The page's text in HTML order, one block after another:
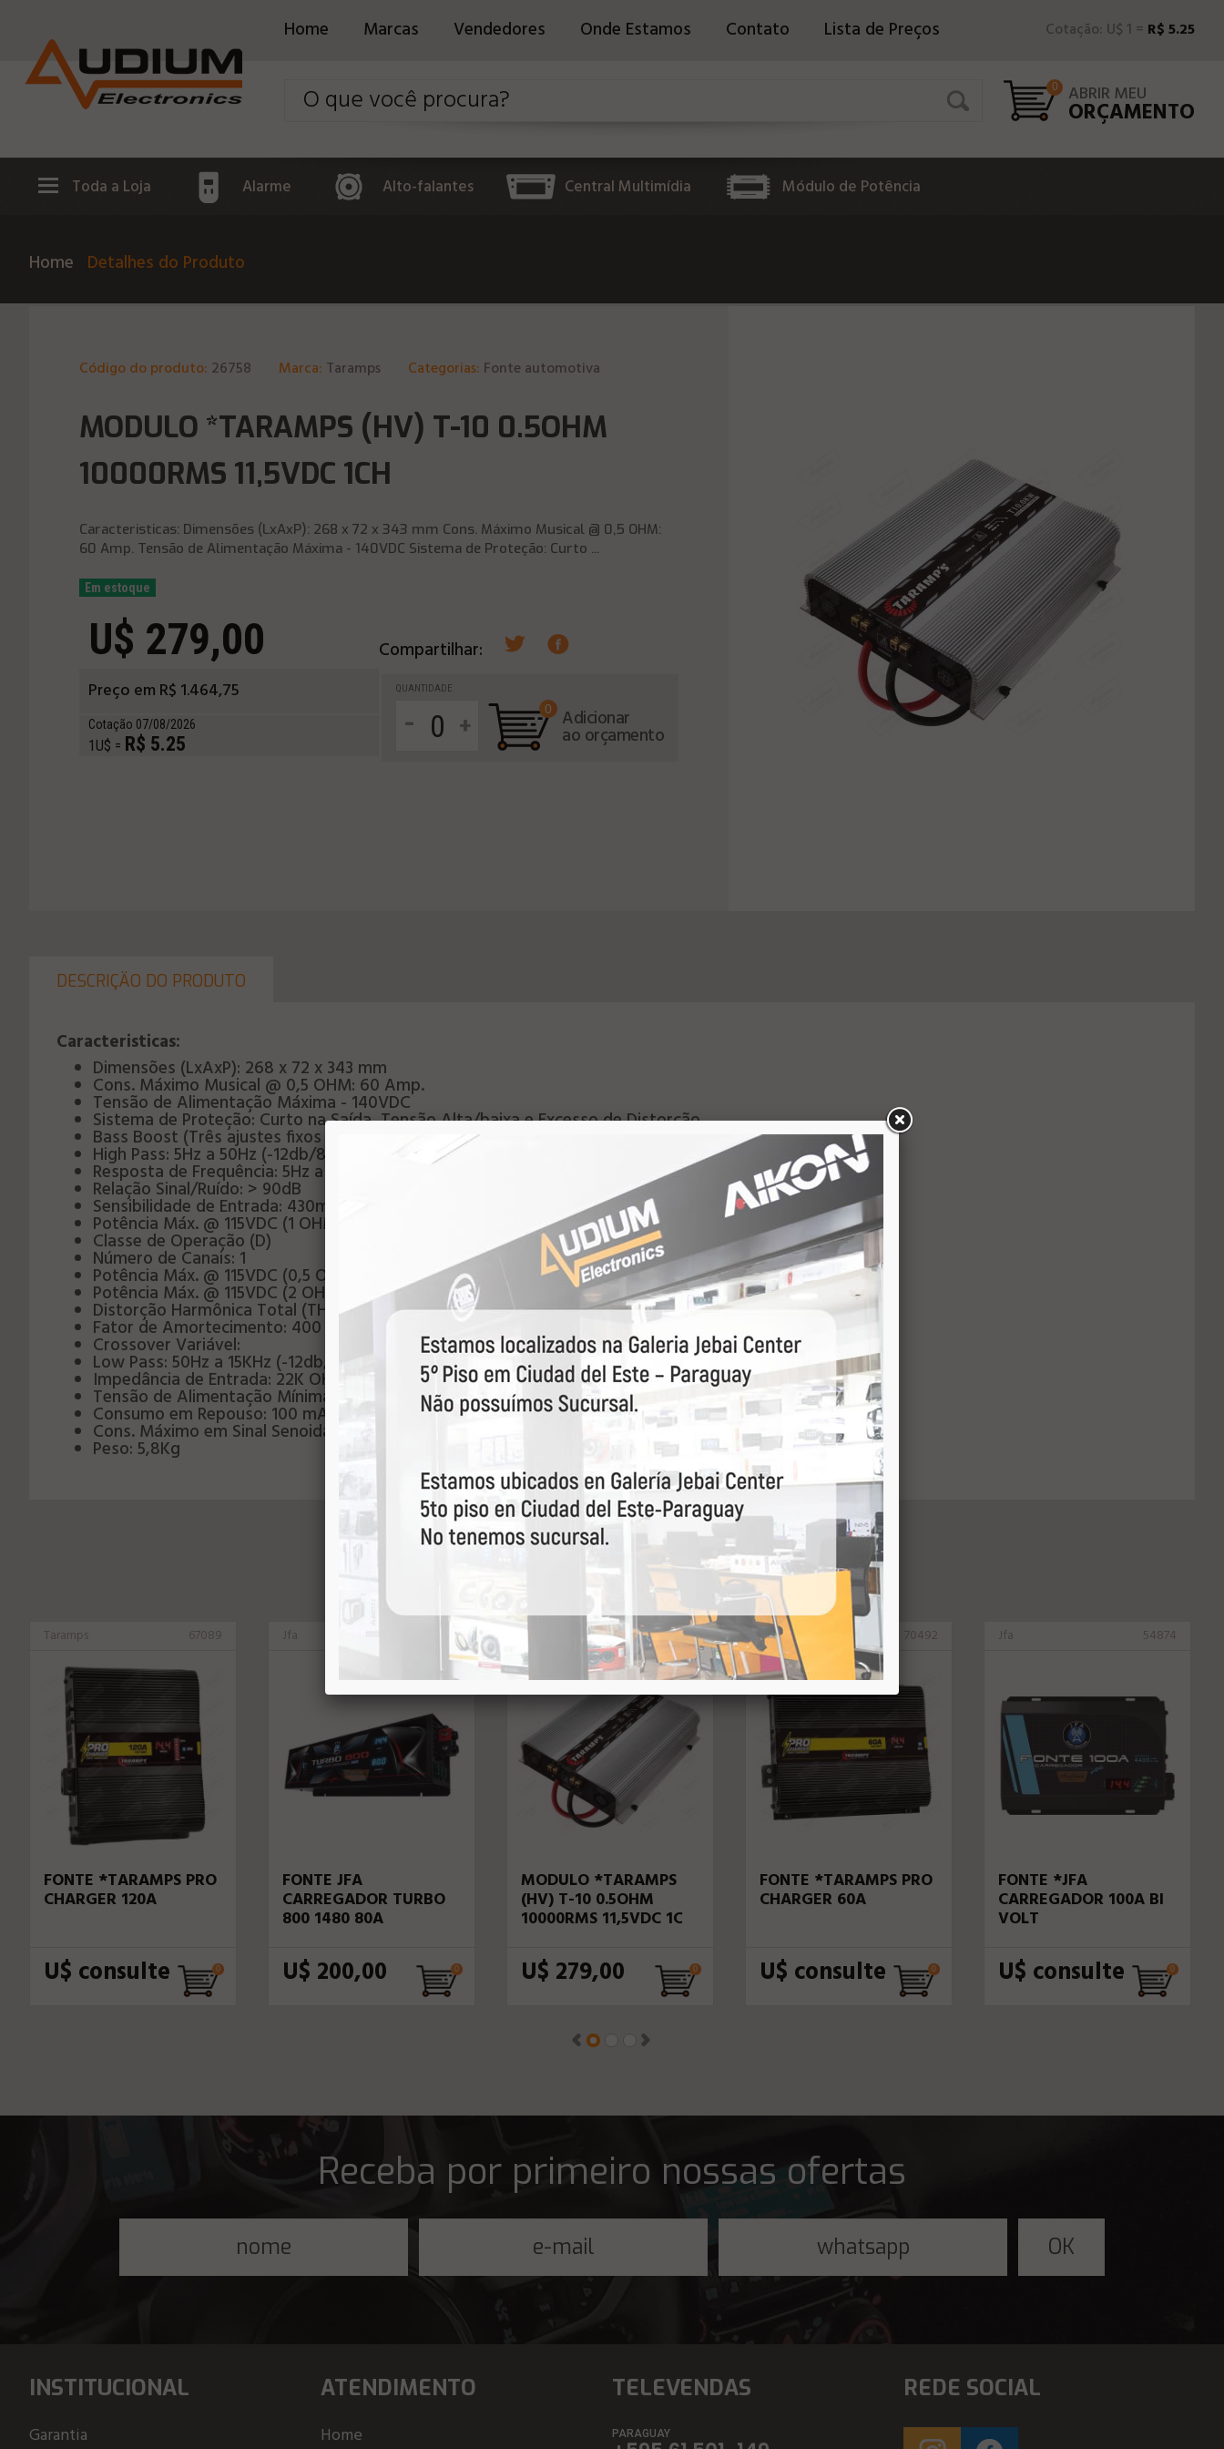
Home Marcas Vendedores Onde Estamos Contato Lista de Preços Cotação: U$ 1 = R$ 5.25
0 ABRIR MEU
ORÇAMENTO
Toda a Loja Alarme Alto-falantes Central Multimídia Módulo de Potência
Home Detalhes do Produto
Código do produto: 26758 Marca: Taramps Categorias: Fonte automotiva
MODULO *TARAMPS (HV) T-10 0.5OHM
10000RMS 11,5VDC 1CH
Caracteristicas: Dimensões (LxAxP): 268 x 72 x 343 mm Cons. Máximo Musical @ 0,5 OHM:
60 Amp. Tensão de Alimentação Máxima - 140VDC Sistema de Proteção: Curto ...
Em estoque
U$ 279,00
Preço em R$ 1.464,75
Cotação 07/08/2026
1U$ = R$ 5.25
Compartilhar:
QUANTIDADE
- +
0 Adicionar
ao orçamento
DESCRIÇÄO DO PRODUTO
Caracteristicas:
Dimensões (LxAxP): 268 x 72 x 343 mm
Cons. Máximo Musical @ 0,5 OHM: 60 Amp.
Tensão de Alimentação Máxima - 140VDC
Sistema de Proteção: Curto na Saída, Tensão Alta/baixa e Excesso de Distorção
Bass Boost (Três ajustes fixos 50-60-80Hz): 0 a 10dB (50Hz)
High Pass: 5Hz a 50Hz (-12db/8ª)
Resposta de Frequência: 5Hz a 15KHz (-3dB)
Relação Sinal/Ruído: > 90dB
Sensibilidade de Entrada: 430mV (Com Level a 100%)
Potência Máx. @ 115VDC (1 OHM): 6.400 WRMS
Classe de Operação (D)
Número de Canais: 1
Potência Máx. @ 115VDC (0,5 OHM): 10.000 WRMS
Potência Máx. @ 115VDC (2 OHMS): 3.800 WRMS
Distorção Harmônica Total (THD): 0,2%
Fator de Amortecimento: 400
Crossover Variável:
Low Pass: 50Hz a 15KHz (-12db/8ª)
Impedância de Entrada: 22K OHMS
Tensão de Alimentação Mínima: 40VDC
Consumo em Repouso: 100 mA
Cons. Máximo em Sinal Senoidal @ 0,5 OHM: 110Amp. (100Hz)
Peso: 5,8Kg
VEJA MAIS
Taramps 67089
FONTE *TARAMPS PRO
CHARGER 120A
U$ consulte
Jfa 26048
FONTE JFA
CARREGADOR TURBO
800 1480 80A
U$ 200,00
Taramps 26758
MODULO *TARAMPS
(HV) T-10 0.5OHM
10000RMS 11,5VDC 1CH
U$ 279,00
Taramps 70492
FONTE *TARAMPS PRO
CHARGER 60A
U$ consulte
Jfa 54874
FONTE *JFA
CARREGADOR 100A BI
VOLT
U$ consulte
Receba por primeiro nossas ofertas
INSTITUCIONAL
Garantia
ATENDIMENTO
Home
TELEVENDAS
PARAGUAY
REDE SOCIAL